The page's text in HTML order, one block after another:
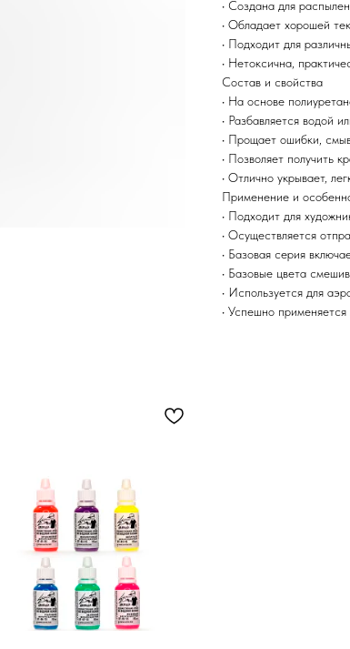
• Создана для
• Обладает хорошей
• Подходит для
• Нетоксична,
Состав и свойства
• На основе
• Разбавляется водой
• Прощает ошибки,
• Позволяет получить
• Отлично укрывает,
Применение и
• Подходит для
• Осуществляется
• Базовая серия
• Базовые цвета
• Используется для
• Успешно